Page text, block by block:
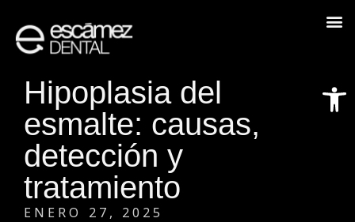
Hipoplasia del
esmalte: causas,
detección y
tratamiento
ENERO 27, 2025